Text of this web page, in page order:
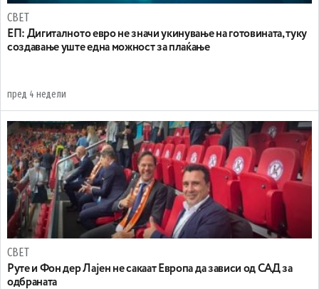
СВЕТ
ЕП: Дигиталното евро не значи укинување на готовината, туку
создавање уште една можност за плаќање
пред 4 недели
СВЕТ
Руте и Фон дер Лајен не сакаат Европа да зависи од САД за
одбраната